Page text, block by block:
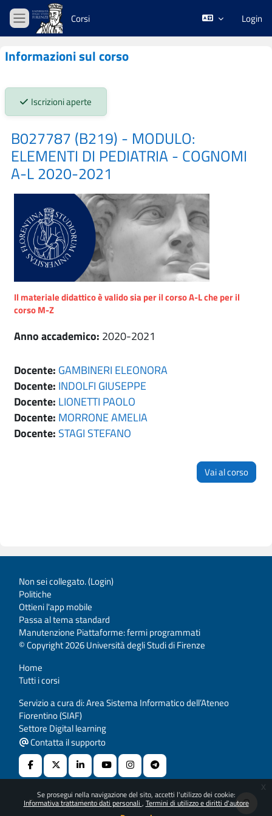
Vai al contenuto principale
Se prosegui nella navigazione del sito, accetti l'utilizzo dei cookie:
Informativa trattamento dati personali Termini di utilizzo e diritti d'autore
x
Pannello laterale
Corsi Login
Informazioni sul corso
Stato iscrizioni:
Iscrizioni aperte
B027787 (B219) - MODULO:
ELEMENTI DI PEDIATRIA - COGNOMI
A-L 2020-2021
Il materiale didattico è valido sia per il corso A-L che per il
corso M-Z
Anno accademico: 2020-2021
Docente: GAMBINERI ELEONORA
Docente: INDOLFI GIUSEPPE
Docente: LIONETTI PAOLO
Docente: MORRONE AMELIA
Docente: STAGI STEFANO
Vai al corso
Non sei collegato. (Login)
Politiche
Ottieni l'app mobile
Passa al tema standard
Manutenzione Piattaforme: fermi programmati
© Copyright 2026 Università degli Studi di Firenze
Home
Tutti i corsi
Servizio a cura di: Area Sistema Informatico dell’Ateneo
Fiorentino (SIAF)
Settore Digital learning
Contatta il supporto
Powered byMoodle